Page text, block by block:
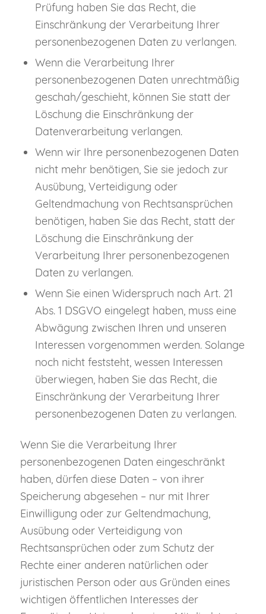
Prüfung haben Sie das Recht, die
Einschränkung der Verarbeitung Ihrer
personenbezogenen Daten zu verlangen.
Wenn die Verarbeitung Ihrer
personenbezogenen Daten unrechtmäßig
geschah/geschieht, können Sie statt der
Löschung die Einschränkung der
Datenverarbeitung verlangen.
Wenn wir Ihre personenbezogenen Daten
nicht mehr benötigen, Sie sie jedoch zur
Ausübung, Verteidigung oder
Geltendmachung von Rechtsansprüchen
benötigen, haben Sie das Recht, statt der
Löschung die Einschränkung der
Verarbeitung Ihrer personenbezogenen
Daten zu verlangen.
Wenn Sie einen Widerspruch nach Art. 21
Abs. 1 DSGVO eingelegt haben, muss eine
Abwägung zwischen Ihren und unseren
Interessen vorgenommen werden. Solange
noch nicht feststeht, wessen Interessen
überwiegen, haben Sie das Recht, die
Einschränkung der Verarbeitung Ihrer
personenbezogenen Daten zu verlangen.
Wenn Sie die Verarbeitung Ihrer
personenbezogenen Daten eingeschränkt
haben, dürfen diese Daten – von ihrer
Speicherung abgesehen – nur mit Ihrer
Einwilligung oder zur Geltendmachung,
Ausübung oder Verteidigung von
Rechtsansprüchen oder zum Schutz der
Rechte einer anderen natürlichen oder
juristischen Person oder aus Gründen eines
wichtigen öffentlichen Interesses der